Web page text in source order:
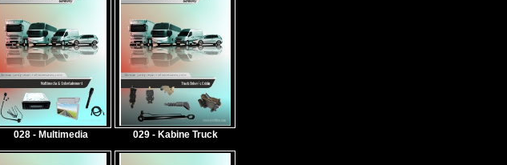
028 - Multimedia 029 - Kabine Truck